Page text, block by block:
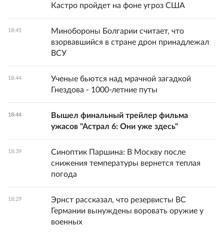
Кастро пройдет на фоне угроз США
18:45
Минобороны Болгарии считает, что
взорвавшийся в стране дрон принадлежал
ВСУ
18:44
Ученые бьются над мрачной загадкой
Гнездова - 1000-летние путы
18:44
Вышел финальный трейлер фильма
ужасов "Астрал 6: Они уже здесь"
18:39
Синоптик Паршина: В Москву после
снижения температуры вернется теплая
погода
18:29
Эрнст рассказал, что резервисты ВС
Германии вынуждены воровать оружие у
военных